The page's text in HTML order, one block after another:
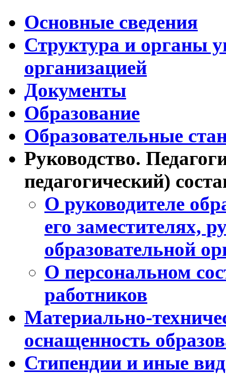
Основные сведения
Структура и органы
организацией
Документы
Образование
Образовательные
Руководство.
педагогический)
О руководителе
его заместителях,
образовательной
О персональном
работников
Материально-
оснащенность
Стипендии и иные